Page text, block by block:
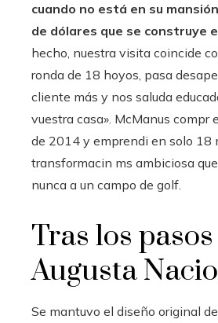
cuando no está en su
de dólares que se construye
hecho, nuestra visita coincide
ronda de 18 hoyos, pasa
cliente más y nos saluda
vuestra casa». McManus compr
de 2014 y emprendi en solo 18
transformacin ms ambiciosa
nunca a un campo de golf.
Tras los
Augusta
Se mantuvo el diseño original